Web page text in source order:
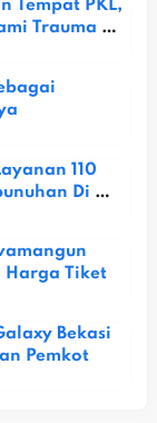
Tempat PKL,
Trauma
110
Di
Harga Tiket
Bekasi
Pemkot